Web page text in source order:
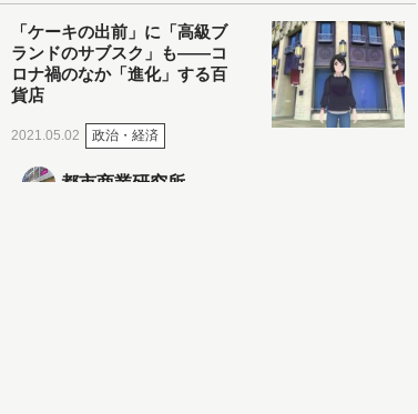
「ケーキの出前」に「高級ブ
ランドのサブスク」も――コ
ロナ禍のなか「進化」する百
貨店
2021.05.02 政治・経済
都市商業研究所